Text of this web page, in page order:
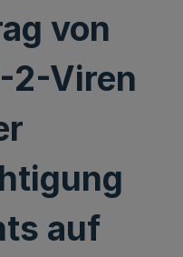
von
2-Viren
auf